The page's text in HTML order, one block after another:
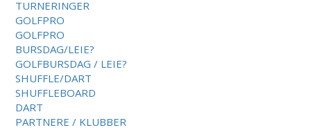
TURNERINGER
GOLFPRO
GOLFPRO
BURSDAG/LEIE?
GOLFBURSDAG / LEIE?
SHUFFLE/DART
SHUFFLEBOARD
DART
PARTNERE / KLUBBER